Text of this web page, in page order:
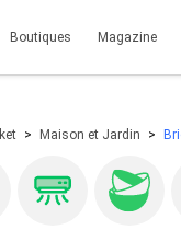
Boutiques Magazine
Maison et Jardin